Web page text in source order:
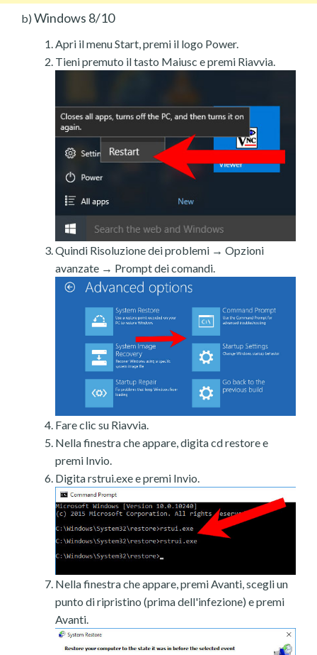
b) Windows 8/10
Apri il menu Start, premi il logo Power.
Tieni premuto il tasto Maiusc e premi Riavvia.
Quindi Risoluzione dei problemi → Opzioni
avanzate → Prompt dei comandi.
Fare clic su Riavvia.
Nella finestra che appare, digita cd restore e
premi Invio.
Digita rstrui.exe e premi Invio.
Nella finestra che appare, premi Avanti, scegli un
punto di ripristino (prima dell'infezione) e premi
Avanti.